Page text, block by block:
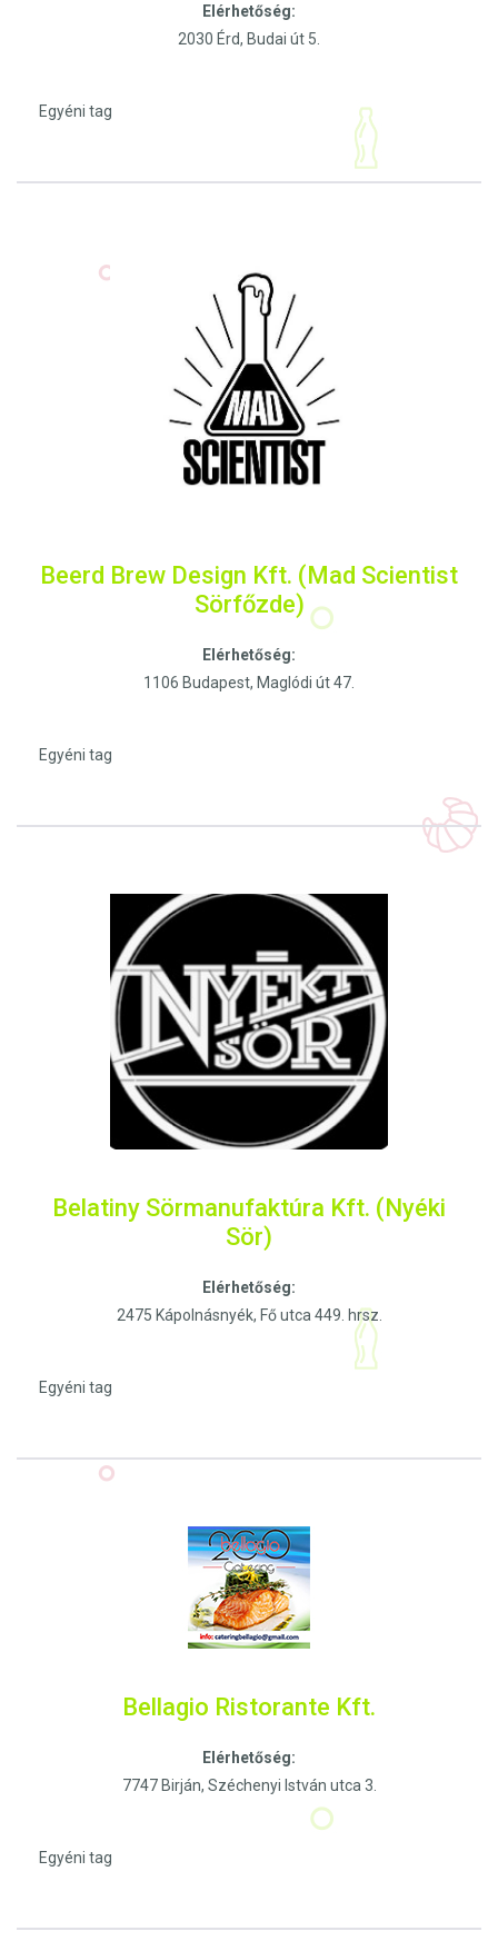
Elérhetőség:
2030 Érd, Budai út 5.
Egyéni tag
Beerd Brew Design Kft. (Mad Scientist
Sörfőzde)
Elérhetőség:
1106 Budapest, Maglódi út 47.
Egyéni tag
Belatiny Sörmanufaktúra Kft. (Nyéki
Sör)
Elérhetőség:
2475 Kápolnásnyék, Fő utca 449. hrsz.
Egyéni tag
Bellagio Ristorante Kft.
Elérhetőség:
7747 Birján, Széchenyi István utca 3.
Egyéni tag